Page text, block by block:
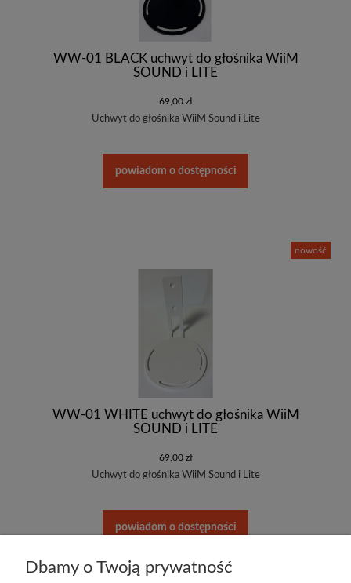
WW-01 BLACK uchwyt do głośnika WiiM
SOUND i LITE
69,00 zł
Uchwyt do głośnika WiiM Sound i Lite
powiadom o dostępności
WW-01 WHITE uchwyt do głośnika WiiM
SOUND i LITE
69,00 zł
Uchwyt do głośnika WiiM Sound i Lite
powiadom o dostępności
nowość
Dbamy o Twoją prywatność